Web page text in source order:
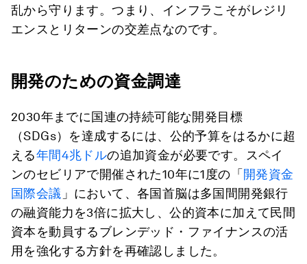
乱から守ります。つまり、インフラこそがレジリ
エンスとリターンの交差点なのです。
開発のための資金調達
2030年までに国連の持続可能な開発目標
（SDGs）を達成するには、公的予算をはるかに超
える年間4兆ドルの追加資金が必要です。スペイ
ンのセビリアで開催された10年に1度の「 開発資金
国際会議 」において、各国首脳は多国間開発銀行
の融資能力を3倍に拡大し、公的資本に加えて民間
資本を動員するブレンデッド・ファイナンスの活
用を強化する方針を再確認しました。